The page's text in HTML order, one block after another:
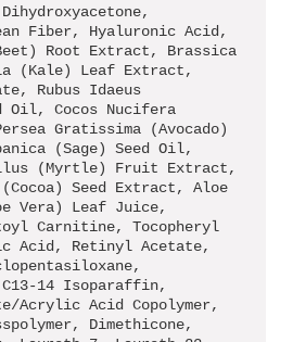
Fiber, Hyaluronic Acid,
Root Extract, Brassica
(Kale) Leaf Extract,
Rubus Idaeus
Oil, Cocos Nucifera
Gratissima (Avocado)
(Sage) Seed Oil,
(Myrtle) Fruit Extract,
(Cocoa) Seed Extract, Aloe
Vera) Leaf Juice,
Carnitine, Tocopheryl
Acid, Retinyl Acetate,
14 Isoparaffin,
Acrylic Acid Copolymer,
Dimethicone,